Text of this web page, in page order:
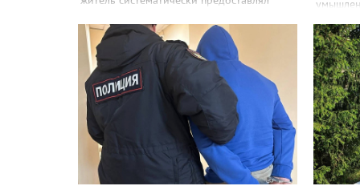
качестве платы за аренду помещения и
лояльность хозяин квартиры принимал
алкогольные напитки. Оперативники
задокументировали не менее четырех
фактов незаконной деятельности», -
сообщили в златоустовском ОМВД.
Хозяина притона задержали, он стал
фигурантом уголовного дела.
данным
одного
двух